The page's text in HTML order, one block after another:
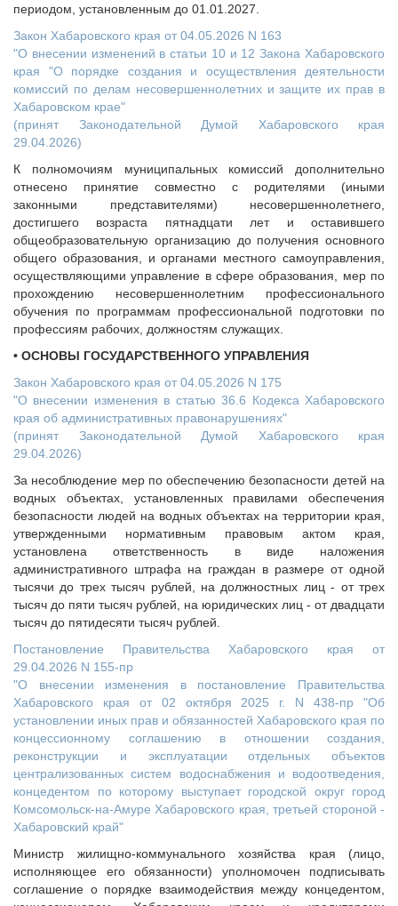
периодом, установленным до 01.01.2027.
Закон Хабаровского края от 04.05.2026 N 163
"О внесении изменений в статьи 10 и 12 Закона Хабаровского
края "О порядке создания и осуществления деятельности
комиссий по делам несовершеннолетних и защите их прав в
Хабаровском крае"
(принят Законодательной Думой Хабаровского края
29.04.2026)
К полномочиям муниципальных комиссий дополнительно
отнесено принятие совместно с родителями (иными
законными представителями) несовершеннолетнего,
достигшего возраста пятнадцати лет и оставившего
общеобразовательную организацию до получения основного
общего образования, и органами местного самоуправления,
осуществляющими управление в сфере образования, мер по
прохождению несовершеннолетним профессионального
обучения по программам профессиональной подготовки по
профессиям рабочих, должностям служащих.
• ОСНОВЫ ГОСУДАРСТВЕННОГО УПРАВЛЕНИЯ
Закон Хабаровского края от 04.05.2026 N 175
"О внесении изменения в статью 36.6 Кодекса Хабаровского
края об административных правонарушениях"
(принят Законодательной Думой Хабаровского края
29.04.2026)
За несоблюдение мер по обеспечению безопасности детей на
водных объектах, установленных правилами обеспечения
безопасности людей на водных объектах на территории края,
утвержденными нормативным правовым актом края,
установлена ответственность в виде наложения
административного штрафа на граждан в размере от одной
тысячи до трех тысяч рублей, на должностных лиц - от трех
тысяч до пяти тысяч рублей, на юридических лиц - от двадцати
тысяч до пятидесяти тысяч рублей.
Постановление Правительства Хабаровского края от
29.04.2026 N 155-пр
"О внесении изменения в постановление Правительства
Хабаровского края от 02 октября 2025 г. N 438-пр "Об
установлении иных прав и обязанностей Хабаровского края по
концессионному соглашению в отношении создания,
реконструкции и эксплуатации отдельных объектов
централизованных систем водоснабжения и водоотведения,
концедентом по которому выступает городской округ город
Комсомольск-на-Амуре Хабаровского края, третьей стороной -
Хабаровский край"
Министр жилищно-коммунального хозяйства края (лицо,
исполняющее его обязанности) уполномочен подписывать
соглашение о порядке взаимодействия между концедентом,